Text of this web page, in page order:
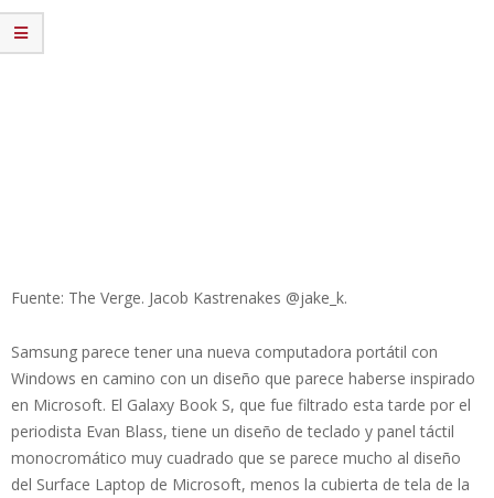
Fuente: The Verge. Jacob Kastrenakes @jake_k.
Samsung parece tener una nueva computadora portátil con
Windows en camino con un diseño que parece haberse inspirado
en Microsoft. El Galaxy Book S, que fue filtrado esta tarde por el
periodista Evan Blass, tiene un diseño de teclado y panel táctil
monocromático muy cuadrado que se parece mucho al diseño
del Surface Laptop de Microsoft, menos la cubierta de tela de la